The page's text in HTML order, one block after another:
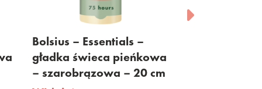
– Essentials –
świeca pieńkowa
– 20 cm
Bolsius – Essentials –
gładka świeca
– beżowa – 20cm